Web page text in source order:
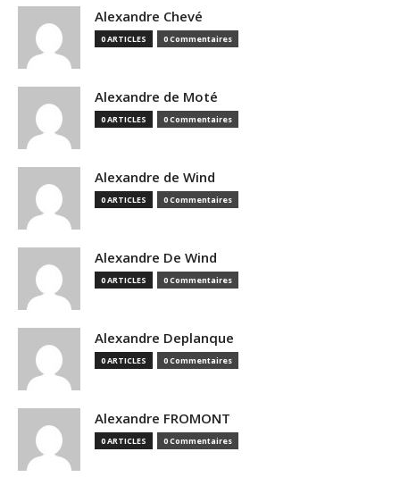
Alexandre Chevé
0 ARTICLES 0 Commentaires
Alexandre de Moté
0 ARTICLES 0 Commentaires
Alexandre de Wind
0 ARTICLES 0 Commentaires
Alexandre De Wind
0 ARTICLES 0 Commentaires
Alexandre Deplanque
0 ARTICLES 0 Commentaires
Alexandre FROMONT
0 ARTICLES 0 Commentaires